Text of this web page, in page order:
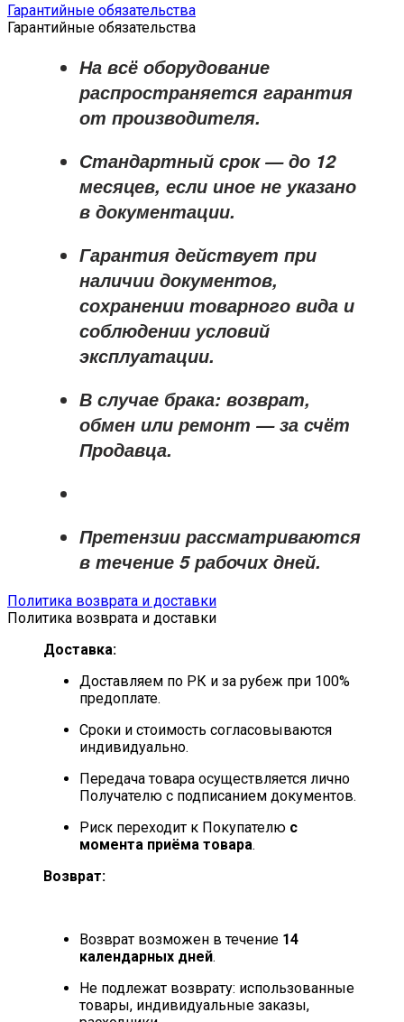
Гарантийные обязательства
Гарантийные обязательства
На всё оборудование
распространяется гарантия
от производителя.
Стандартный срок — до 12
месяцев, если иное не указано
в документации.
Гарантия действует при
наличии документов,
сохранении товарного вида и
соблюдении условий
эксплуатации.
В случае брака: возврат,
обмен или ремонт —за счёт
Продавца.
Претензии рассматриваются
в течение 5 рабочих дней.
Политика возврата и доставки
Политика возврата и доставки
Доставка:
Доставляем по РК и за рубеж при 100%
предоплате.
Сроки и стоимость согласовываются
индивидуально.
Передача товара осуществляется лично
Получателю с подписанием документов.
Риск переходит к Покупателю с
момента приёма товара.
Возврат:
Возврат возможен в течение 14
календарных дней.
Не подлежат возврату: использованные
товары, индивидуальные заказы,